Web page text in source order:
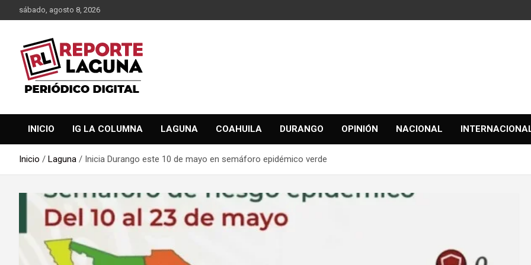
al
sábado, agosto 8, 2026
Reporte Laguna
INICIO IG LA COLUMNA LAGUNA COAHUILA DURANGO OPINIÓN NACIONAL
Inicio Laguna Inicia Durango este 10 de mayo en semáforo epidémico verde